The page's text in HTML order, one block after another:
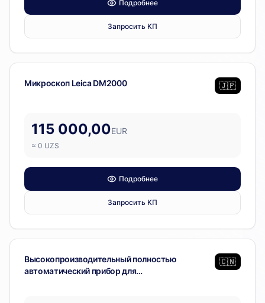
Подробнее
Запросить КП
Лабораторное оборудование
Микроскоп Leica DM2000 🇯🇵
115 000,00EUR
≈ 0 UZS
Подробнее
Запросить КП
Лабораторное оборудование
Высокопроизводительный полностью
автоматический прибор для
🇨🇳